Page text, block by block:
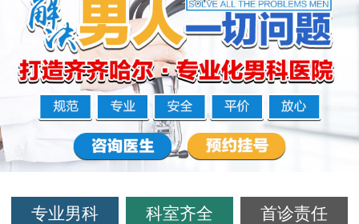
专业男科 科室齐全 首诊责任